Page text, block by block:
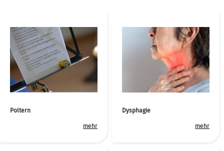
Poltern
mehr
Dysphagie
mehr